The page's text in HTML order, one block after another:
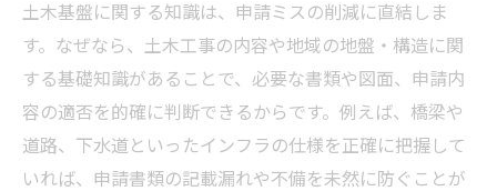
土木基盤に関する知識は、申請ミスの削減に直結しま
す。なぜなら、土木工事の内容や地域の地盤・構造に関
する基礎知識があることで、必要な書類や図面、申請内
容の適否を的確に判断できるからです。例えば、橋梁や
道路、下水道といったインフラの仕様を正確に把握して
いれば、申請書類の記載漏れや不備を未然に防ぐことが